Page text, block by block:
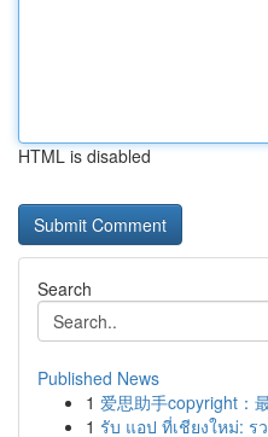
HTML is disabled
Search
Published News
1 爱思助手copyright：
1 รับ แอป ที่เชียงใหม่: ร